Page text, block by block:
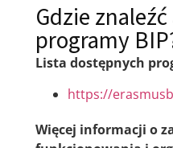
Gdzie
programy
Lista dostępnych
https://
Więcej informacji o